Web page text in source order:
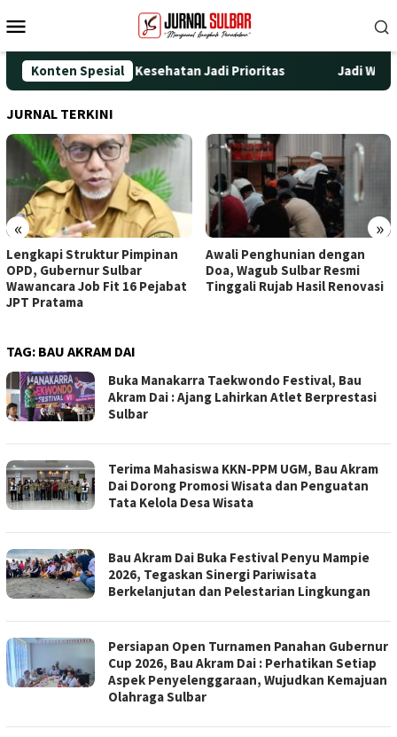
ke
Mobile
Konten Spesialdan Kesehatan Jadi Prioritas Jadi Wadah
JURNAL TERKINI
« »
Lengkapi Struktur Pimpinan
OPD, Gubernur Sulbar
Wawancara Job Fit 16 Pejabat
JPT Pratama
Awali Penghunian dengan
Doa, Wagub Sulbar Resmi
Tinggali Rujab Hasil Renovasi
TAG: BAU AKRAM DAI
Buka Manakarra Taekwondo Festival, Bau
Akram Dai : Ajang Lahirkan Atlet Berprestasi
Sulbar
Terima Mahasiswa KKN-PPM UGM, Bau Akram
Dai Dorong Promosi Wisata dan Penguatan
Tata Kelola Desa Wisata
Bau Akram Dai Buka Festival Penyu Mampie
2026, Tegaskan Sinergi Pariwisata
Berkelanjutan dan Pelestarian Lingkungan
Persiapan Open Turnamen Panahan Gubernur
Cup 2026, Bau Akram Dai : Perhatikan Setiap
Aspek Penyelenggaraan, Wujudkan Kemajuan
Olahraga Sulbar